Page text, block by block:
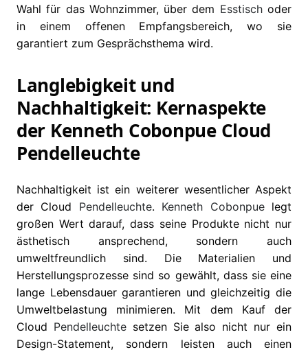
Wahl für das Wohnzimmer, über dem Esstischoder
in einem offenen Empfangsbereich, wo sie
garantiert zum Gesprächsthema wird.
Langlebigkeit und
Nachhaltigkeit: Kernaspekte
der Kenneth Cobonpue Cloud
Pendelleuchte
Nachhaltigkeit ist ein weiterer wesentlicher Aspekt
der Cloud Pendelleuchte. Kenneth Cobonpuelegt
großen Wert darauf, dass seine Produkte nicht nur
ästhetisch ansprechend, sondern auch
umweltfreundlich sind. Die Materialien und
Herstellungsprozesse sind so gewählt, dass sie eine
lange Lebensdauer garantieren und gleichzeitig die
Umweltbelastung minimieren. Mit dem Kauf der
Cloud Pendelleuchtesetzen Sie also nicht nur ein
Design-Statement, sondern leisten auch einen